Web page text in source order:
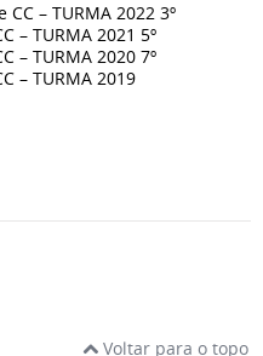
CC – TURMA 2022 3º
– TURMA 2021 5º
– TURMA 2020 7º
– TURMA 2019
Voltar para o topo